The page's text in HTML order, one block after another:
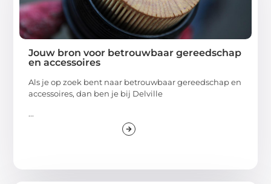
Jouw bron voor betrouwbaar gereedschap
en accessoires
Als je op zoek bent naar betrouwbaar gereedschap en
accessoires, dan ben je bij Delville
...